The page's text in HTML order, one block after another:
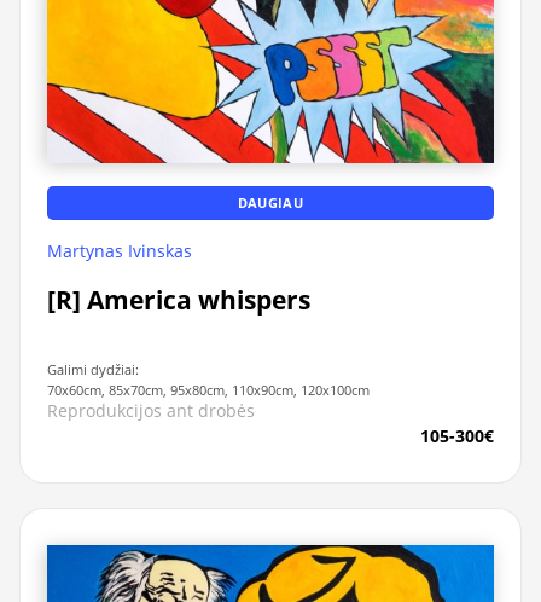
DAUGIAU
Martynas Ivinskas
[R] America whispers
Galimi dydžiai:
70x60cm, 85x70cm, 95x80cm, 110x90cm, 120x100cm
Reprodukcijos ant drobės
105-300€